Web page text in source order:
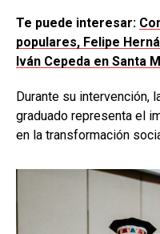
Te puede interesar:
populares, Felipe
Iván Cepeda en Santa
Durante su intervención,
graduado representa el
en la transformación